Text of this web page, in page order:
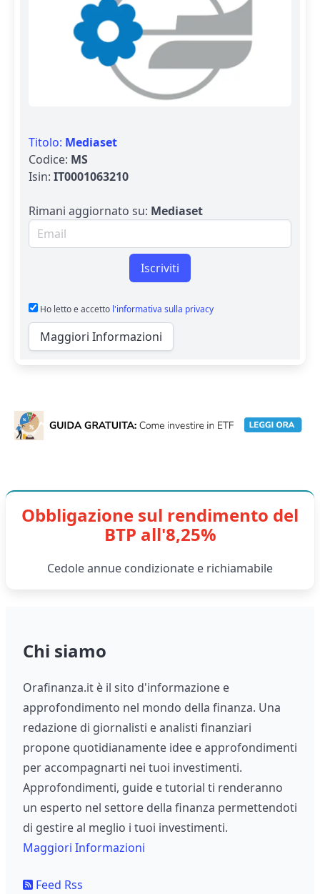
Titolo: Mediaset
Codice: MS
Isin: IT0001063210
Rimani aggiornato su: Mediaset
Email per newsletter
Iscriviti
Ho letto e accetto l'informativa sulla privacy
Maggiori Informazioni
Obbligazione sul rendimento del
BTP all'8,25%
Cedole annue condizionate e richiamabile
Chi siamo
Orafinanza.it è il sito d'informazione e
approfondimento nel mondo della finanza. Una
redazione di giornalisti e analisti finanziari
propone quotidianamente idee e approfondimenti
per accompagnarti nei tuoi investimenti.
Approfondimenti, guide e tutorial ti renderanno
un esperto nel settore della finanza permettendoti
di gestire al meglio i tuoi investimenti.
Maggiori Informazioni
Feed Rss